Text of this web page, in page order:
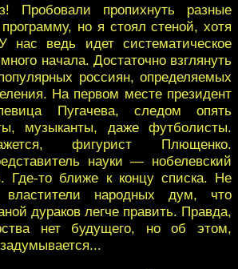
Пробовали пропихнуть разные
но я стоял стеной, хотя
нас ведь идет систематическое
начала. Достаточно взглянуть
россиян, определяемых
На первом месте президент
Пугачева, следом опять
музыканты, даже футболисты.
фигурист Плющенко.
науки — нобелевский
Где-то ближе к концу списка. Не
властители народных дум, что
дураков легче править. Правда,
нет будущего, но об этом,